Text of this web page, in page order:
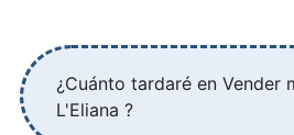
¿Cuánto tardaré en Vender
L'Eliana ?